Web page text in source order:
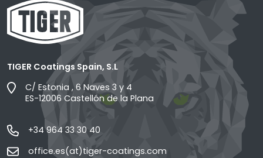
TIGER Coatings Spain, S.L
C/ Estonia , 6 Naves 3 y 4
ES-12006 Castellón de la Plana
+34 964 33 30 40
office.es(at)tiger-coatings.com